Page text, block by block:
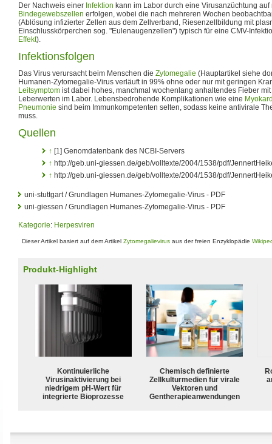
Der Nachweis einer Infektion kann im Labor durch eine Virusanzüchtung
Bindegewebszellen erfolgen, wobei die nach mehreren Wochen
(Ablösung infizierter Zellen aus dem Zellverband, Riesenzellbildung mit
Einschlusskörperchen sog. "Eulenaugenzellen") typisch für eine CMV-
Effekt).
Infektionsfolgen
Das Virus verursacht beim Menschen die Zytomegalie (Hauptartikel siehe
Humanen-Zytomegalie-Virus verläuft in 99% ohne oder nur mit geringen
Leitsymptom ist dabei hohes, manchmal wochenlang anhaltendes Fieber
Leberwerten im Labor. Lebensbedrohende Komplikationen wie eine
Pneumonie sind beim Immunkompetenten selten, sodass keine antivirale
muss.
Quellen
↑ [1] Genomdatenbank des NCBI-Servers
↑ http://geb.uni-giessen.de/geb/volltexte/2004/1538/pdf/
↑ http://geb.uni-giessen.de/geb/volltexte/2004/1538/pdf/
uni-stuttgart / Grundlagen Humanes-Zytomegalie-Virus - PDF
uni-giessen / Grundlagen Humanes-Zytomegalie-Virus - PDF
Kategorie: Herpesviren
Dieser Artikel basiert auf dem Artikel Zytomegalievirus aus der freien Enzyklopädie
Produkt-Highlight
Kontinuierliche
Virusinaktivierung bei
niedrigem pH-Wert für
integrierte Bioprozesse
Chemisch definierte
Zellkulturmedien für virale
Vektoren und
Gentherapieanwendungen